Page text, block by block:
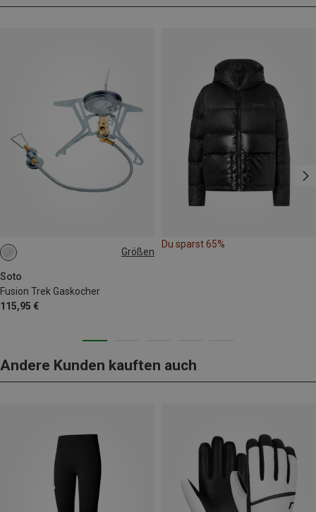
Größen
Soto
Fusion Trek Gaskocher
115,95 €
ONE SIZE
Du sparst 65%
Andere Kunden kauften auch